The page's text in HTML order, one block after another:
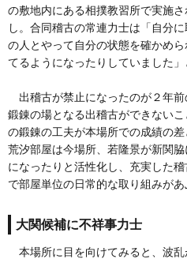
の敷地内にある相撲教習所で実施
し。合同稽古の常連力士は「自分
の人とやって自分の状態を確かめ
てるようになったりしていました」
出稽古が禁止になったのが２年
鍛錬の場となる出稽古ができない
の鍛錬の工夫が本場所での成績の
荒汐部屋は今場所、若隆景が新関
になったりと活性化し、充実した
で部屋単位の日常的な取り組みがあ
大関候補に不祥事力士
本場所に目を向けてみると、波